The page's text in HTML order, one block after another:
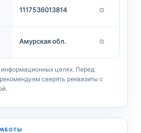
1117536013814 ⧉
Амурская обл. ⧉
целях. Перед
сверять реквизиты с